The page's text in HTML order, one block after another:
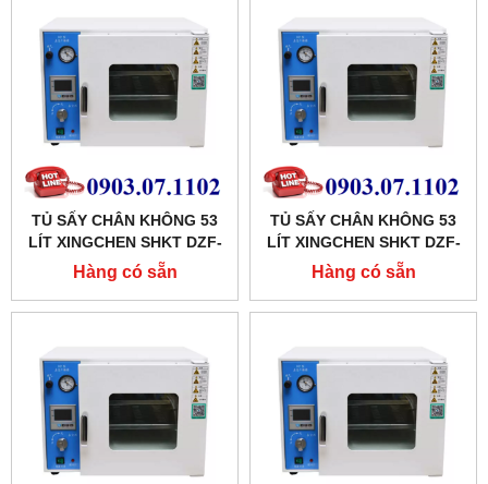
TỦ SẤY CHÂN KHÔNG 53
LÍT XINGCHEN SHKT DZF-
6050AB
Hàng có sẵn
TỦ SẤY CHÂN KHÔNG 53
LÍT XINGCHEN SHKT DZF-
6050A
Hàng có sẵn